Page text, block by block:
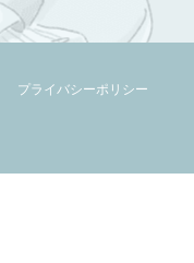
プライバシーポリシー